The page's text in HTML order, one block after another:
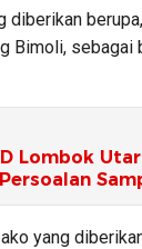
diberikan
Bimoli, sebagai
Lombok
yang